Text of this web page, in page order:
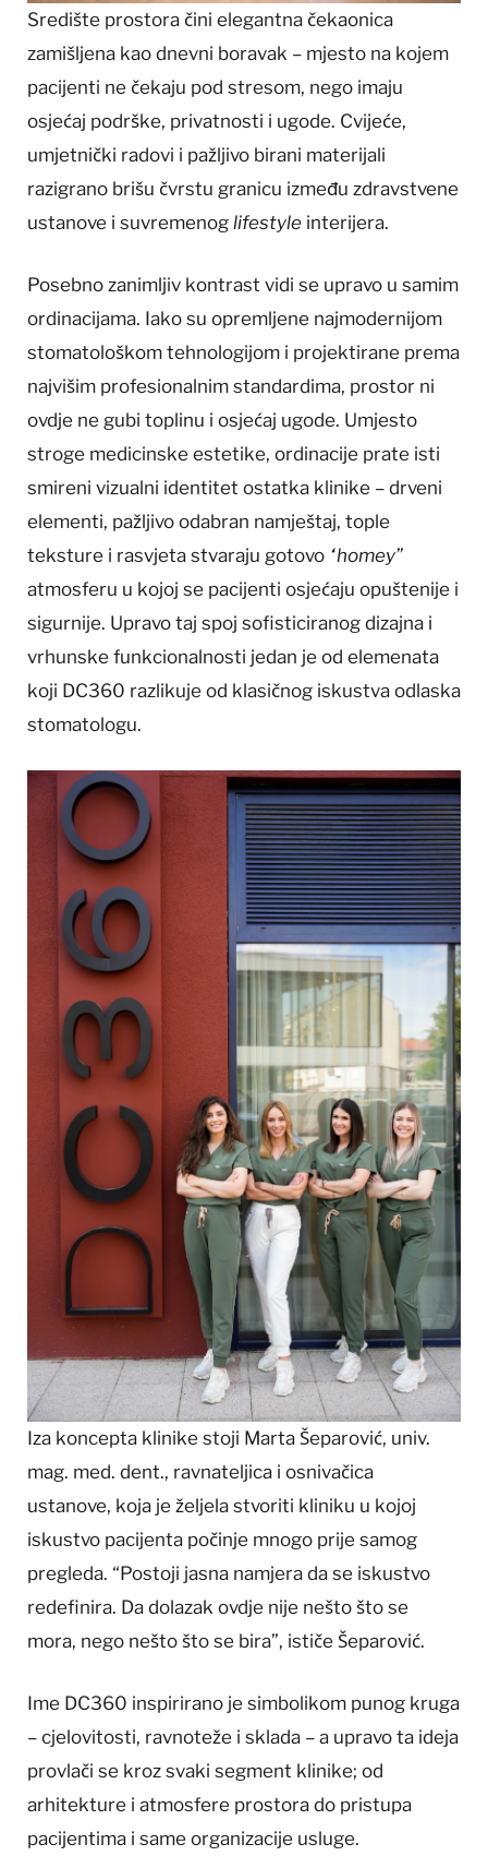
Središte prostora čini elegantna čekaonica
zamišljena kao dnevni boravak – mjesto na kojem
pacijenti ne čekaju pod stresom, nego imaju
osjećaj podrške, privatnosti i ugode. Cvijeće,
umjetnički radovi i pažljivo birani materijali
razigrano brišu čvrstu granicu između zdravstvene
ustanove i suvremenog lifestyle interijera.
Posebno zanimljiv kontrast vidi se upravo u samim
ordinacijama. Iako su opremljene najmodernijom
stomatološkom tehnologijom i projektirane prema
najvišim profesionalnim standardima, prostor ni
ovdje ne gubi toplinu i osjećaj ugode. Umjesto
stroge medicinske estetike, ordinacije prate isti
smireni vizualni identitet ostatka klinike – drveni
elementi, pažljivo odabran namještaj, tople
teksture i rasvjeta stvaraju gotovo “homey”
atmosferu u kojoj se pacijenti osjećaju opuštenije i
sigurnije. Upravo taj spoj sofisticiranog dizajna i
vrhunske funkcionalnosti jedan je od elemenata
koji DC360 razlikuje od klasičnog iskustva odlaska
stomatologu.
Iza koncepta klinike stoji Marta Šeparović, univ.
mag. med. dent., ravnateljica i osnivačica
ustanove, koja je željela stvoriti kliniku u kojoj
iskustvo pacijenta počinje mnogo prije samog
pregleda. “Postoji jasna namjera da se iskustvo
redefinira. Da dolazak ovdje nije nešto što se
mora, nego nešto što se bira”, ističe Šeparović.
Ime DC360 inspirirano je simbolikom punog kruga
– cjelovitosti, ravnoteže i sklada – a upravo ta ideja
provlači se kroz svaki segment klinike; od
arhitekture i atmosfere prostora do pristupa
pacijentima i same organizacije usluge.